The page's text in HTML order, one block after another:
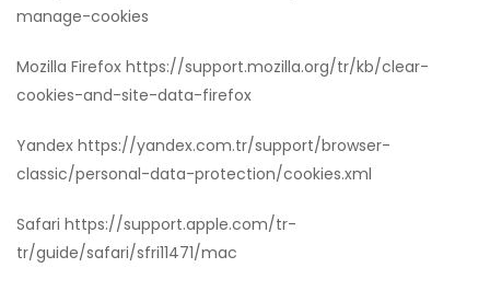
manage-cookies
Mozilla Firefox https://support.mozilla.org/tr/kb/clear-
cookies-and-site-data-firefox
Yandex https://yandex.com.tr/support/browser-
classic/personal-data-protection/cookies.xml
Safari https://support.apple.com/tr-
tr/guide/safari/sfri11471/mac